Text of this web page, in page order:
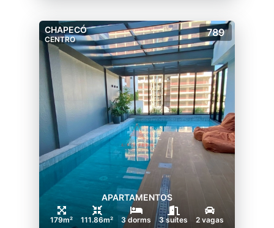
CHAPECÓ
CENTRO
789
APARTAMENTOS
179m² 111.86m² 3 dorms 3 suítes 2 vagas